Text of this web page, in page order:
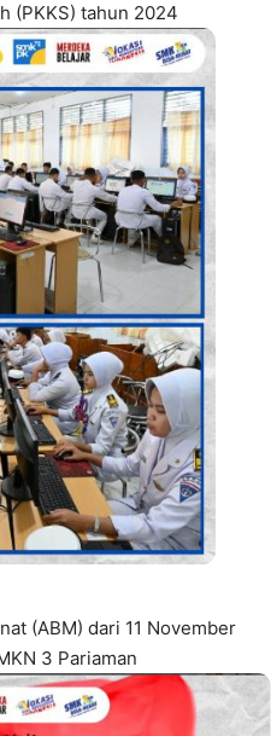
(PKKS) tahun 2024
(ABM) dari 11 November
3 Pariaman